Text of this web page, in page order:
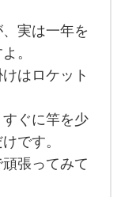
実は一年を
。
はロケット
ぐに竿を少
です。
張ってみて